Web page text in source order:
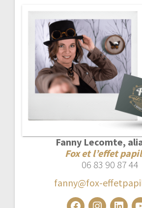
Fanny Lecomte,
Fox et l’effet
06 83 90 87 44
fanny@fox-
Facebook Instagram LinkedIn